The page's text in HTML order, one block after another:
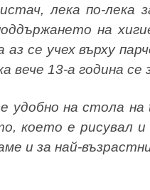
лека по-лека
на
аз се учех върху
вече 13-а година се
удобно на стола
което е рисувал
и за най-